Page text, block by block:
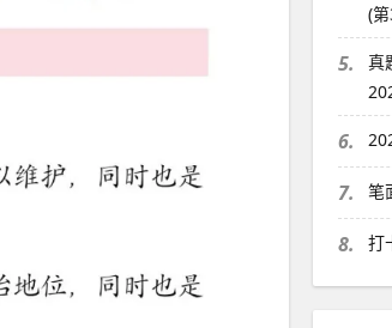
(
5.
真
6.
7. 笔
8. 打